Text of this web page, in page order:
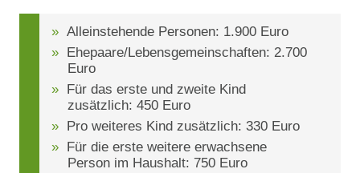
Alleinstehende Personen: 1.900 Euro
Ehepaare/Lebensgemeinschaften: 2.700
Euro
Für das erste und zweite Kind
zusätzlich: 450 Euro
Pro weiteres Kind zusätzlich: 330 Euro
Für die erste weitere erwachsene
Person im Haushalt: 750 Euro